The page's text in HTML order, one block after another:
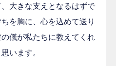
大きな支えとなるはずで
を胸に、心を込めて送り
儀が私たちに教えてくれ
います。